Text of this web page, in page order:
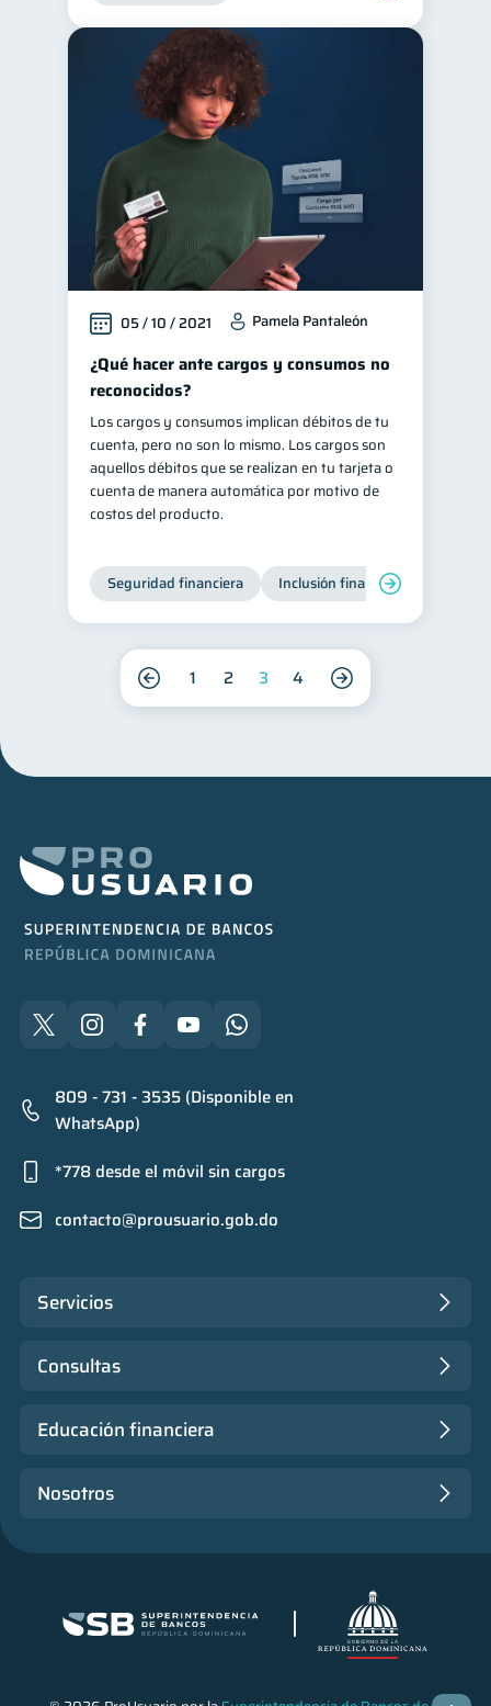
05 / 10 / 2021 Pamela Pantaleón
¿Qué hacer ante cargos y consumos no
reconocidos?
Los cargos y consumos implican débitos de tu
cuenta, pero no son lo mismo. Los cargos son
aquellos débitos que se realizan en tu tarjeta o
cuenta de manera automática por motivo de
costos del producto.
Seguridad financiera Inclusión financiera
1 2 3 4
809 - 731 - 3535 (Disponible en
WhatsApp)
*778 desde el móvil sin cargos
contacto@prousuario.gob.do
Servicios
Consultas
Educación financiera
Nosotros